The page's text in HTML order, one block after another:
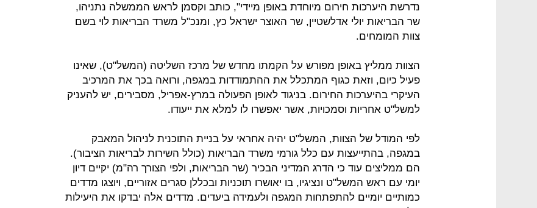
נדרשת היערכות חירום מיוחדת באופן מיידי", כותב וקסמן לראש הממשלה נתניהו,
שר הבריאות יולי אדלשטיין, שר האוצר ישראל כץ, ומנכ"ל משרד הבריאות לוי בשם
צוות המומחים.
הצוות ממליץ באופן מפורש על הקמתו מחדש של מרכז השליטה (המשל"ט), שאינו
פעיל כיום, וזאת כגוף המתכלל את ההתמודדות במגפה, ורואה בכך את המרכיב
העיקרי בהיערכות החירום. בניגוד לאופן הפעולה במרץ-אפריל, מסבירים, יש להעניק
למשל"ט אחריות וסמכויות, אשר יאפשרו לו למלא את ייעודו.
לפי המודל של הצוות, המשל"ט יהיה אחראי על בניית התוכנית לניהול המאבק
במגפה, בהתייעצות עם כלל גורמי משרד הבריאות (כולל השירות לבריאות הציבור).
הם ממליצים עוד כי הדרג המדיני הבכיר (שר הבריאות, ולפי הצורך רה"מ) יקיים דיון
יומי עם ראש המשל"ט ונציגיו, בו יאושרו תוכניות ובכללן סגרים אזוריים, ויוצגו מדדים
כמותיים יומיים להתפתחות המגפה ולעמידה ביעדים. מדדים אלה יבדקו את היעילות